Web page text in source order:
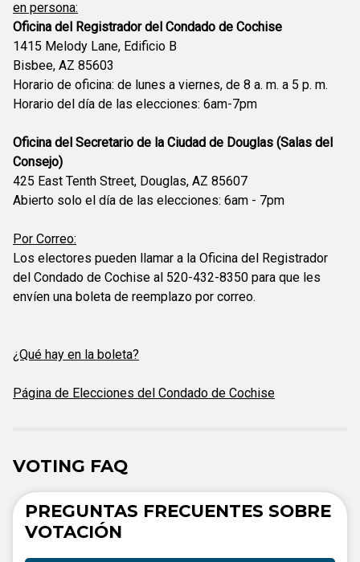
en persona:
Oficina del Registrador del Condado de Cochise
1415 Melody Lane, Edificio B
Bisbee, AZ 85603
Horario de oficina: de lunes a viernes, de 8 a. m. a 5 p. m.
Horario del día de las elecciones: 6am-7pm
Oficina del Secretario de la Ciudad de Douglas (Salas del
Consejo)
425 East Tenth Street, Douglas, AZ 85607
Abierto solo el día de las elecciones: 6am - 7pm
Por Correo:
Los electores pueden llamar a la Oficina del Registrador
del Condado de Cochise al 520-432-8350 para que les
envíen una boleta de reemplazo por correo.
¿Qué hay en la boleta?
Página de Elecciones del Condado de Cochise
VOTING FAQ
PREGUNTAS FRECUENTES SOBRE
VOTACIÓN